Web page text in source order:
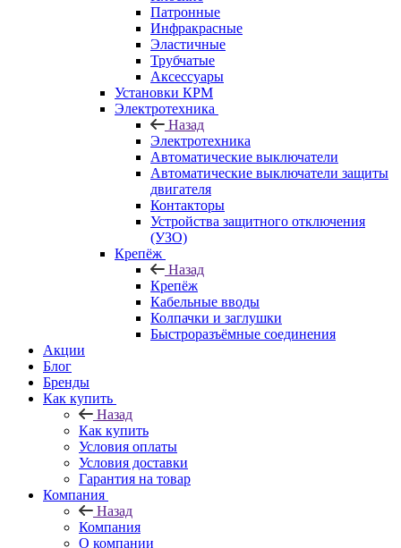
Патронные
Инфракрасные
Эластичные
Трубчатые
Аксессуары
Установки КРМ
Электротехника
Назад
Электротехника
Автоматические выключатели
Автоматические выключатели защиты
двигателя
Контакторы
Устройства защитного отключения
(УЗО)
Крепёж
Назад
Крепёж
Кабельные вводы
Колпачки и заглушки
Быстроразъёмные соединения
Акции
Блог
Бренды
Как купить
Назад
Как купить
Условия оплаты
Условия доставки
Гарантия на товар
Компания
Назад
Компания
О компании